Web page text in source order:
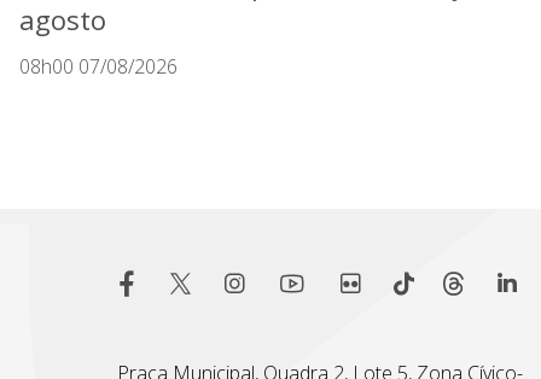
agosto
08h00 07/08/2026
Praça Municipal, Quadra 2, Lote 5, Zona Cívico-